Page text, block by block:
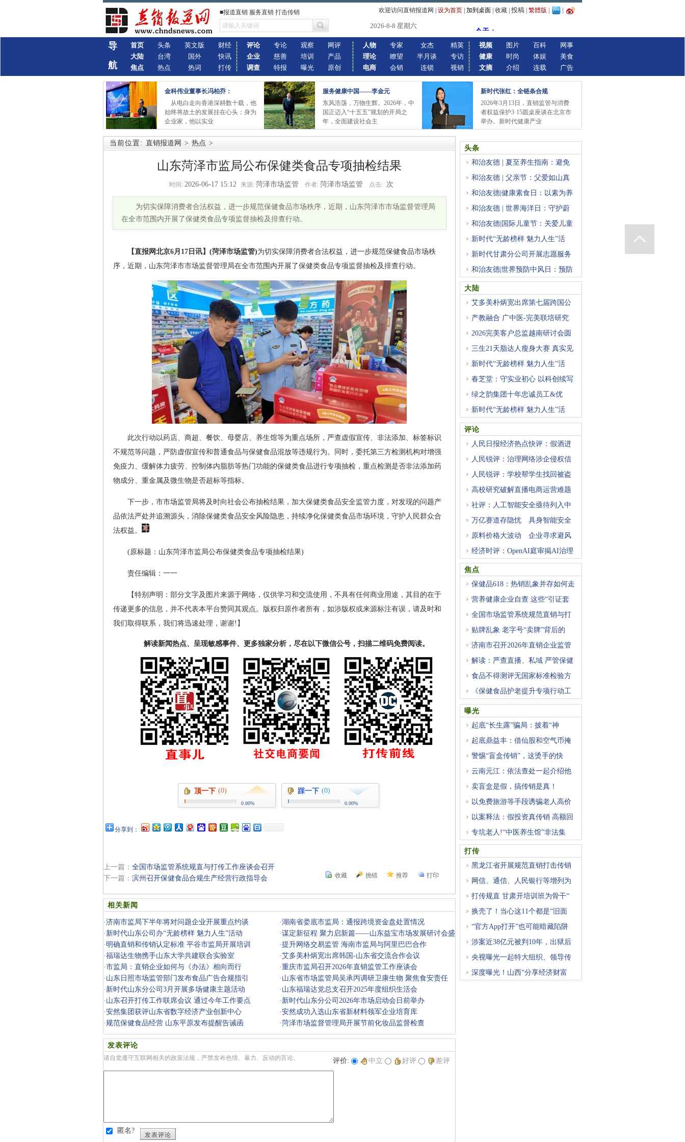
■报道直销 服务直销 打击传销 欢迎访问直销报道网 设为首页 加到桌面 收藏 投稿 繁體版
2026-8-8 星期六
导
航
首页
大陆
焦点
头条
台湾
热点
英文版
国外
热词
财经
快讯
打传
评论
企业
调查
专论
慈善
特报
观察
培训
曝光
网评
产品
原创
人物
理论
电商
专家
瞭望
会销
女杰
半月谈
连锁
精英
专访
视销
视频
健康
文摘
图片
时尚
介绍
百科
体娱
连载
网事
美食
广告
金科伟业董事长冯柏乔：
从电白走向香港深耕数十载，他
始终将故土的发展挂在心头；身为
企业家，他以实业
服务健康中国——李金元
东风浩荡，万物生辉。2026年，中
国正迈入“十五五”规划的开局之
年，全面建设社会主
新时代张红：全链条合规
2026年3月13日，直销监管与消费
者权益保护3·15圆桌座谈在北京市
举办。新时代健康产业
当前位置: 直销报道网 > 热点 >
山东菏泽市监局公布保健类食品专项抽检结果
时间: 2026-06-17 15:12 来源: 菏泽市场监管 作者: 菏泽市场监管 点击: 次
为切实保障消费者合法权益，进一步规范保健食品市场秩序，近期，山东菏泽市市场监督管理局
在全市范围内开展了保健类食品专项监督抽检及排查行动。
【直报网北京6月17日讯】(菏泽市场监管)为切实保障消费者合法权益，进一步规范保健食品市场秩
序，近期，山东菏泽市市场监督管理局在全市范围内开展了保健类食品专项监督抽检及排查行动。
此次行动以药店、商超、餐饮、母婴店、养生馆等为重点场所，严查虚假宣传、非法添加、标签标识
不规范等问题，严防虚假宣传和普通食品与保健食品混放等违规行为。同时，委托第三方检测机构对增强
免疫力、缓解体力疲劳、控制体内脂肪等热门功能的保健类食品进行专项抽检，重点检测是否非法添加药
物成分、重金属及微生物是否超标等指标。
下一步，市市场监管局将及时向社会公布抽检结果，加大保健类食品安全监管力度，对发现的问题产
品依法严处并追溯源头，消除保健类食品安全风险隐患，持续净化保健类食品市场环境，守护人民群众合
法权益。
(原标题：山东菏泽市监局公布保健类食品专项抽检结果)
责任编辑：一一
【特别声明：部分文字及图片来源于网络，仅供学习和交流使用，不具有任何商业用途，其目的在于
传递更多的信息，并不代表本平台赞同其观点。版权归原作者所有，如涉版权或来源标注有误，请及时和
我们取得联系，我们将迅速处理，谢谢!】
解读新闻热点、呈现敏感事件、更多独家分析，尽在以下微信公号，扫描二维码免费阅读。
顶一下 (0)
0.00%
踩一下 (0)
0.00%
分享到：
上一篇： 全国市场监管系统规直与打传工作座谈会召开
下一篇： 滨州召开保健食品合规生产经营行政指导会 收藏 挑错 推荐 打印
相关新闻
·济南市监局下半年将对问题企业开展重点约谈 ·湖南省娄底市监局：通报跨境资金盘处置情况
· 新时代山东公司办“无龄榜样 魅力人生”活动 ·谋定新征程 聚力启新篇——山东益宝市场发展研讨会盛
大启幕
· 明确直销和传销认定标准 平谷市监局开展培训 ·提升网络交易监管 海南市监局与阿里巴巴合作
·福瑞达生物携手山东大学共建联合实验室 ·艾多美朴炳宽出席韩国-山东省交流合作会议
·市监局：直销企业如何与《办法》相向而行 ·重庆市监局召开2026年直销监管工作座谈会
· 山东日照市场监管部门发布食品广告合规指引 · 山东省市场监管局吴承丙调研卫康生物 聚焦食安责任
· 新时代山东分公司3月开展多场健康主题活动 · 山东福瑞达党总支召开2025年度组织生活会
· 山东召开打传工作联席会议 通过今年工作要点 · 新时代山东分公司2026年市场启动会日前举办
·安然集团获评山东省数字经济产业创新中心 ·安然成功入选山东省新材料领军企业培育库
·规范保健食品经营 山东平原发布提醒告诫函 ·菏泽市场监督管理局开展节前化妆品监督检查
发表评论
请自觉遵守互联网相关的政策法规，严禁发布色情、暴力、反动的言论。 评价: 中立 好评 差评
匿名?
发表评论
头条
和治友德 | 夏至养生指南：避免
和治友德 | 父亲节：父爱如山真
和治友德|健康素食日：以素为养
和治友德 | 世界海洋日：守护蔚
和治友德|国际儿童节：关爱儿童
新时代“无龄榜样 魅力人生”活
新时代甘肃分公司开展志愿服务
和治友德|世界预防中风日：预防
大陆
艾多美朴炳宽出席第七届跨国公
产教融合 广中医-完美联培研究
2026完美客户总监越南研讨会圆
三生21天脂达人瘦身大赛 真实见
新时代“无龄榜样 魅力人生”活
春芝堂：守实业初心 以科创续写
绿之韵集团十年忠诚员工&优
新时代“无龄榜样 魅力人生”活
评论
人民日报经济热点快评：假酒进
人民锐评：治理网络涉企侵权信
人民锐评：学校帮学生找回被盗
高校研究破解直播电商运营难题
社评：人工智能安全亟待列入中
万亿赛道存隐忧 具身智能安全
原料价格大波动 企业寻求避风
经济时评：OpenAI庭审揭AI治理
困
焦点
保健品618：热销乱象并存如何走
营养健康企业自查 这些“引证套
全国市场监管系统规范直销与打
贴牌乱象 老字号“卖牌”背后的
济南市召开2026年直销企业监管
解读：严查直播、私域 严管保健
食品不得测评无国家标准检验方
《保健食品护老提升专项行动工
曝光
起底“长生露”骗局：披着“神
起底鼎益丰：借仙股和空气币掩
警惕“盲盒传销”，这烫手的快
云南元江：依法查处一起介绍他
卖盲盒是假，搞传销是真！
以免费旅游等手段诱骗老人高价
以案释法：假投资真传销 高额回
专坑老人!“中医养生馆”非法集
打传
黑龙江省开展规范直销打击传销
网信、通信、人民银行等增列为
打传规直 甘肃开培训班为骨干“
换壳了！当心这11个都是“旧面
“官方App打开”也可能暗藏陷阱
涉案近38亿元被判10年，出狱后
央视曝光一起特大组织、领导传
深度曝光！山西“分享经济财富